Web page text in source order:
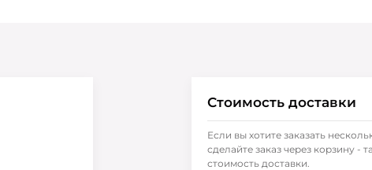
Стоимость доставки
Если вы хотите заказать
сделайте заказ через корзину -
стоимость доставки.